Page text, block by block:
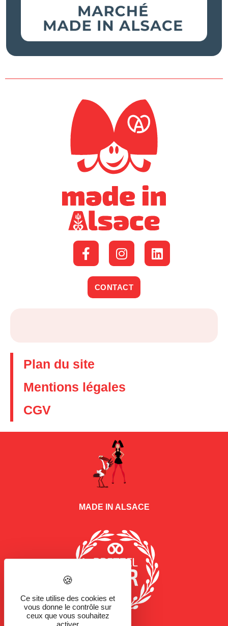
CONTACT
Plan du site
Mentions légales
CGV
MADE IN ALSACE
Ce site utilise des cookies et
vous donne le contrôle sur
ceux que vous souhaitez
activer